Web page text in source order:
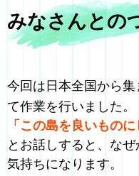
みなさんとの
今回は日本全国から集
て作業を行いました。
「この島を良いものに
とお話しすると、な
気持ちになります。